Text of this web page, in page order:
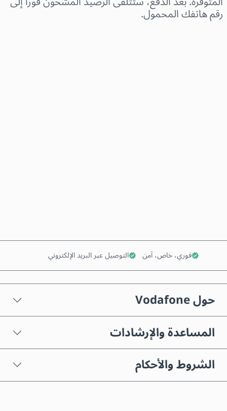
رقم هاتفك المحمول.
فوري، خاص، آمن التوصيل عبر البريد الإلكتروني
حول Vodafone
المساعدة والإرشادات
الشروط والأحكام